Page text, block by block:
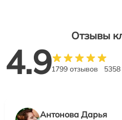
Отзывы
4.91799 отзывов
Антонова Дарья